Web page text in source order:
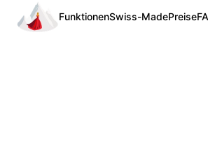
FunktionenSwiss-MadePreise